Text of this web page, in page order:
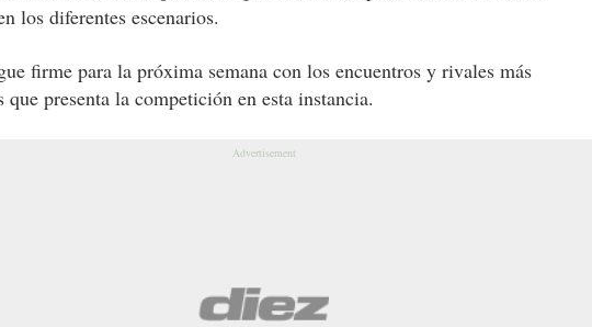
los diferentes escenarios.
firme para la próxima semana con los encuentros y rivales más
que presenta la competición en esta instancia.